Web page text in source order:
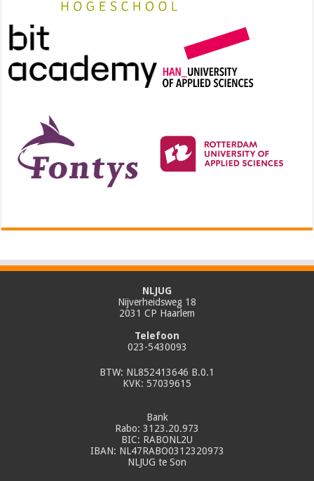
NLJUG
Nijverheidsweg 18
2031 CP Haarlem
Telefoon
023-5430093
BTW: NL852413646 B.0.1
KVK: 57039615
Bank
Rabo: 3123.20.973
BIC: RABONL2U
IBAN: NL47RABO0312320973
NLJUG te Son